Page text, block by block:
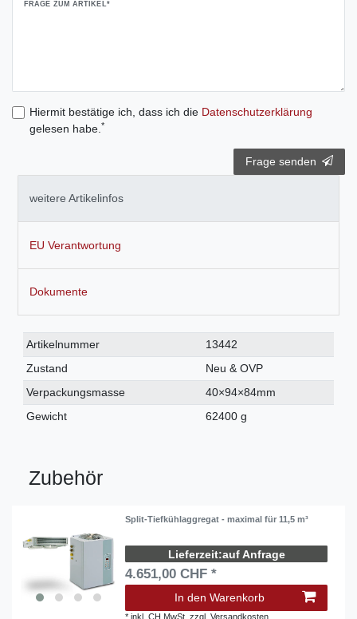
FRAGE ZUM ARTIKEL*
Hiermit bestätige ich, dass ich die Daten­schutz­erklärung
gelesen habe. *
Frage senden
weitere Artikelinfos
EU Verantwortung
Dokumente
Technisches
Merkmal
Wert
Artikelnummer
13442
Zustand
Neu & OVP
Verpackungsmasse
40×94×84mm
Gewicht
62400 g
Zubehör
Split-Tiefkühlaggregat - maximal für 11,5 m³
auf Anfrage
4.651,00 CHF *
In den Warenkorb
*inkl. CH MwSt. zzgl.Versandkosten